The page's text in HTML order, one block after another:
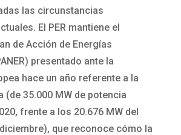
las circunstancias
El PER mantiene el
de Acción de Energías
presentado ante la
hace un año referente a la
(de 35.000 MW de potencia
frente a los 20.676 MW del
que reconoce cómo la